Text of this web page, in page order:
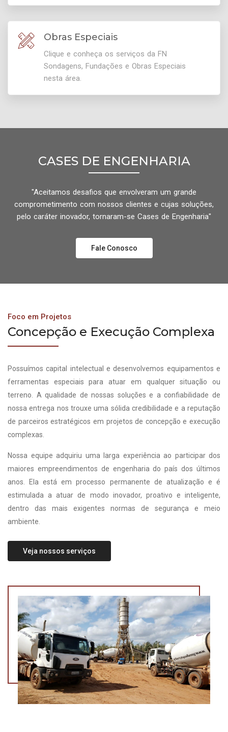
Obras Especiais
Clique e conheça os serviços da FN
Sondagens, Fundações e Obras Especiais
nesta área.
CASES DE ENGENHARIA
"Aceitamos desafios que envolveram um grande
comprometimento com nossos clientes e cujas soluções,
pelo caráter inovador, tornaram-se Cases de Engenharia"
Fale Conosco
Foco em Projetos
Concepção e Execução Complexa
Possuímos capital intelectual e desenvolvemos equipamentos e
ferramentas especiais para atuar em qualquer situação ou
terreno. A qualidade de nossas soluções e a confiabilidade de
nossa entrega nos trouxe uma sólida credibilidade e a reputação
de parceiros estratégicos em projetos de concepção e execução
complexas.
Nossa equipe adquiriu uma larga experiência ao participar dos
maiores empreendimentos de engenharia do país dos últimos
anos. Ela está em processo permanente de atualização e é
estimulada a atuar de modo inovador, proativo e inteligente,
dentro das mais exigentes normas de segurança e meio
ambiente.
Veja nossos serviços